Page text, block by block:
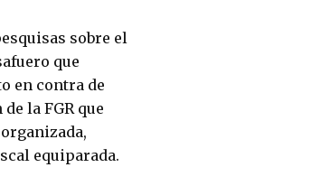
sobre el
que
en contra de
la FGR que
equiparada.